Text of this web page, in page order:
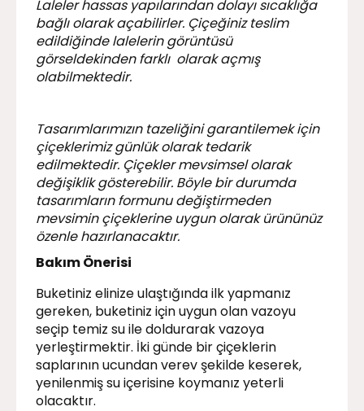
Laleler hassas yapılarından dolayı sıcaklığa
bağlı olarak açabilirler. Çiçeğiniz teslim
edildiğinde lalelerin görüntüsü
görseldekinden farklı olarak açmış
olabilmektedir.
Tasarımlarımızın tazeliğini garantilemek için
çiçeklerimiz günlük olarak tedarik
edilmektedir. Çiçekler mevsimsel olarak
değişiklik gösterebilir. Böyle bir durumda
tasarımların formunu değiştirmeden
mevsimin çiçeklerine uygun olarak ürününüz
özenle hazırlanacaktır.
Bakım Önerisi
Buketiniz elinize ulaştığında ilk yapmanız
gereken, buketiniz için uygun olan vazoyu
seçip temiz su ile doldurarak vazoya
yerleştirmektir. İki günde bir çiçeklerin
saplarının ucundan verev şekilde keserek,
yenilenmiş su içerisine koymanız yeterli
olacaktır.